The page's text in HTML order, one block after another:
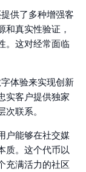
供了多种增强客
和真实性验证，
。这对经常面临
体验来实现创新
实客户提供独家
联系。
户能够在社交媒
质。这个代币以
充满活力的社区